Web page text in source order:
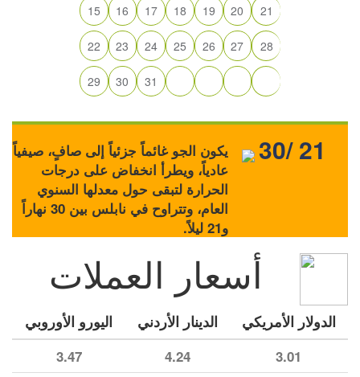
15 16 17 18 19 20 21
22 23 24 25 26 27 28
29 30 31
يكون الجو غائماً جزئياً إلى صافٍ، صيفياً
عادياً، ويطرأ انخفاض على درجات
الحرارة لتبقى حول معدلها السنوي
العام، وتتراوح في نابلس بين 30 نهاراً
و21 ليلاً.
30/ 21
أسعار العملات
الدولار الأمريكي الدينار الأردني اليورو الأوروبي
3.01
4.24
3.47